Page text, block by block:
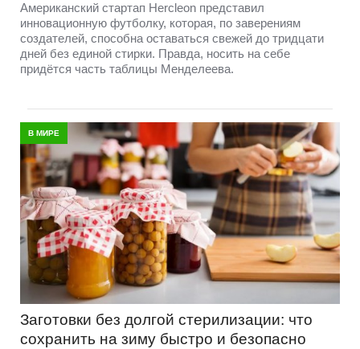
Американский стартап Hercleon представил
инновационную футболку, которая, по заверениям
создателей, способна оставаться свежей до тридцати
дней без единой стирки. Правда, носить на себе
придётся часть таблицы Менделеева.
В МИРЕ
Заготовки без долгой стерилизации: что
сохранить на зиму быстро и безопасно